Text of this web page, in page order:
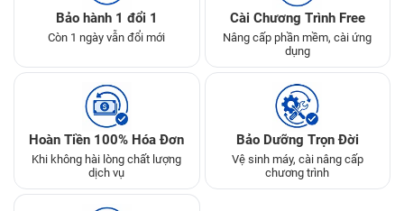
Bảo hành 1 đổi 1
Còn 1 ngày vẫn đổi mới
Cài Chương Trình Free
Nâng cấp phần mềm, cài ứng
dụng
Hoàn Tiền 100% Hóa Đơn
Khi không hài lòng chất lượng
dịch vụ
Bảo Dưỡng Trọn Đời
Vệ sinh máy, cài nâng cấp
chương trình